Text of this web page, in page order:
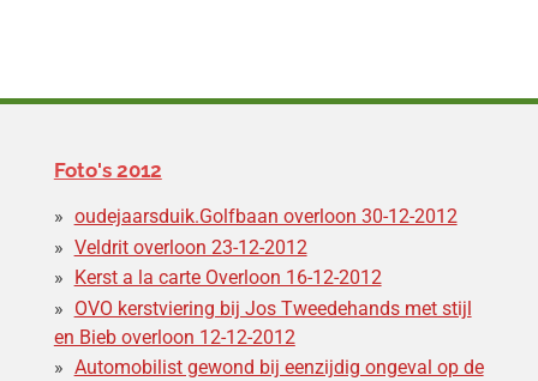
Foto's 2012
oudejaarsduik.Golfbaan overloon 30-12-2012
Veldrit overloon 23-12-2012
Kerst a la carte Overloon 16-12-2012
OVO kerstviering bij Jos Tweedehands met stijl
en Bieb overloon 12-12-2012
Automobilist gewond bij eenzijdig ongeval op de